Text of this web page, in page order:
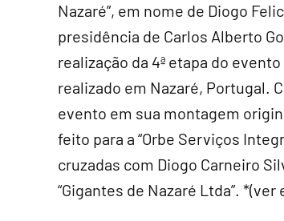
Nazaré”, em nome de Diogo
presidência de Carlos Alberto
realização da 4ª etapa do
realizado em Nazaré, Portugal.
evento em sua montagem
feito para a “Orbe Serviços
cruzadas com Diogo Carneiro
“Gigantes de Nazaré Ltda”.